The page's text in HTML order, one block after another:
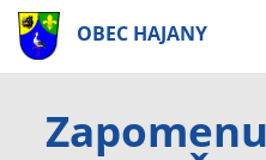
OBEC HAJANY